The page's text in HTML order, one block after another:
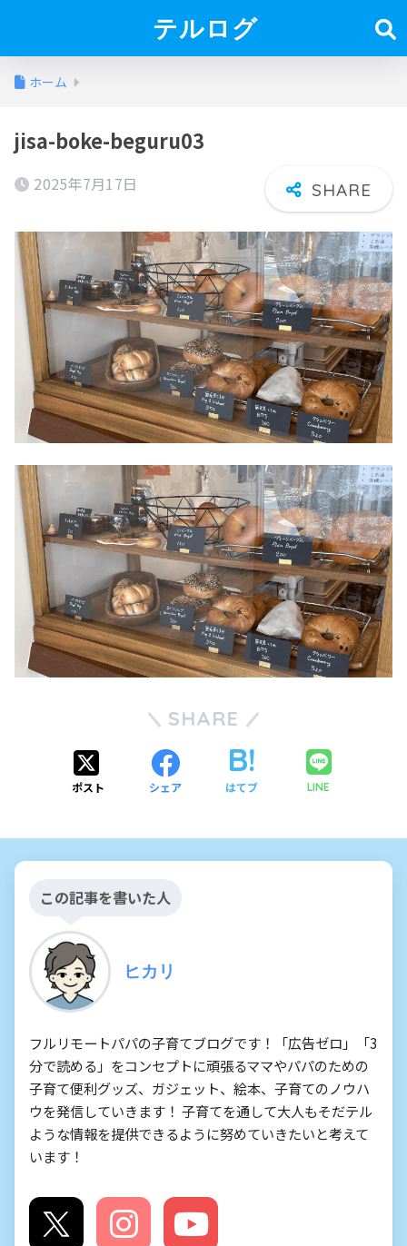
テルログ
ホーム
jisa-boke-beguru03
2025年7月17日
SHARE
ポスト シェア はてブ LINE
この記事を書いた人
ヒカリ
フルリモートパパの子育てブログです！「広告ゼロ」「3
分で読める」をコンセプトに頑張るママやパパのための
子育て便利グッズ、ガジェット、絵本、子育てのノウハ
ウを発信していきます！ 子育てを通して大人もそだテル
ような情報を提供できるように努めていきたいと考えて
います！